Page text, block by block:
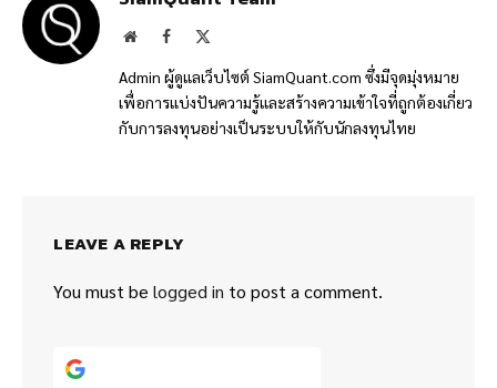
WebsiteFacebook
Admin ผู้ดูแลเว็บไซต์ SiamQuant.com ซึ่งมีจุดมุ่งหมาย
เพื่อการแบ่งปันความรู้และสร้างความเข้าใจที่ถูกต้องเกี่ยว
กับการลงทุนอย่างเป็นระบบให้กับนักลงทุนไทย
LEAVE A REPLY
You must be logged in to post a comment.